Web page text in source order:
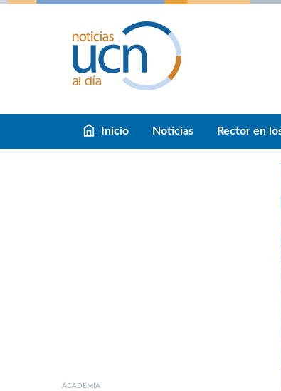
Inicio Noticias Rector en
ACADEMIA